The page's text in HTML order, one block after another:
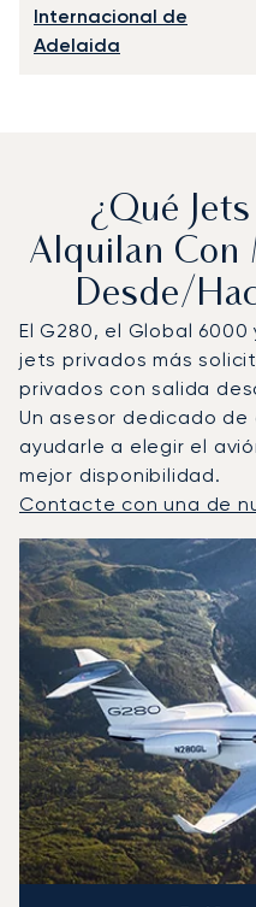
Internacional de
Adelaida
¿Qué
Alquilan Con
Desde/
El G280, el Global
jets privados más
privados con salida
Un asesor dedicado
ayudarle a elegir el
mejor disponibilidad.
Contacte con una de
Foto de la aeronave
Velocidad (km/h)
Autonomía (NM)